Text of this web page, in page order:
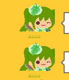
オリーブ
オリーブ